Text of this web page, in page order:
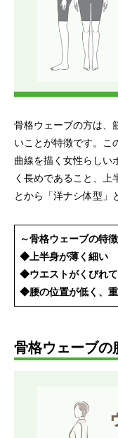
骨格ウェーブの方は、
いことが特徴です。こ
曲線を描く女性らしい
く長めであること、上
とから「洋ナシ体型」
～骨格ウェーブの特
◆上半身が薄く細い
◆ウエストがくびれ
◆腰の位置が低く、
骨格ウェーブの